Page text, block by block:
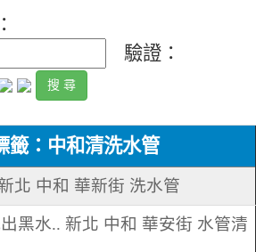
驗證：
籤：中和清洗水管
北 中和 華新街 洗水管
黑水.. 新北 中和 華安街 水管清